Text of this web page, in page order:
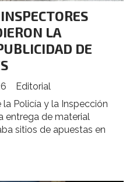
LA
DE
Editorial
Policía y la Inspección
entrega de material
sitios de apuestas en